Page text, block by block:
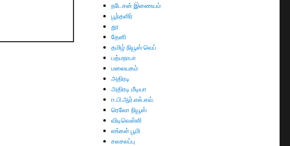
நடேசன் இணையம்
பூந்தளிர்
தூ
தேனி
தமிழ் நியூஸ் வெப்
பத்மநாபா
மலையகம்
அதிரடி
அதிரடி மீடியா
ஈ.பி.ஆர்.எல்.எவ்.
ரெலோ நியூஸ்
விடிவெள்ளி
எங்கள் பூமி
சலசலப்பு